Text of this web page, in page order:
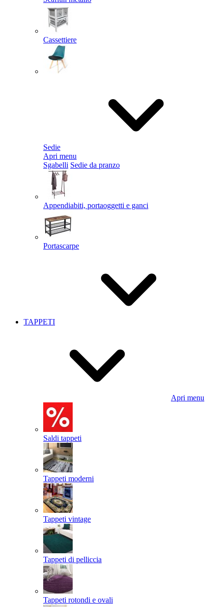
Cassettiere
Sedie
Apri menu
Sgabelli Sedie da pranzo
Appendiabiti, portaoggetti e ganci
Portascarpe
TAPPETI
Apri menu
Saldi tappeti
Tappeti moderni
Tappeti vintage
Tappeti di pelliccia
Tappeti rotondi e ovali